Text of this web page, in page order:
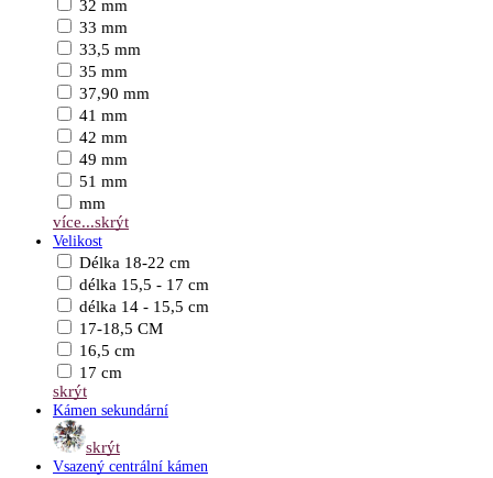
32 mm
33 mm
33,5 mm
35 mm
37,90 mm
41 mm
42 mm
49 mm
51 mm
mm
více...skrýt
Velikost
Délka 18-22 cm
délka 15,5 - 17 cm
délka 14 - 15,5 cm
17-18,5 CM
16,5 cm
17 cm
skrýt
Kámen sekundární
skrýt
Vsazený centrální kámen